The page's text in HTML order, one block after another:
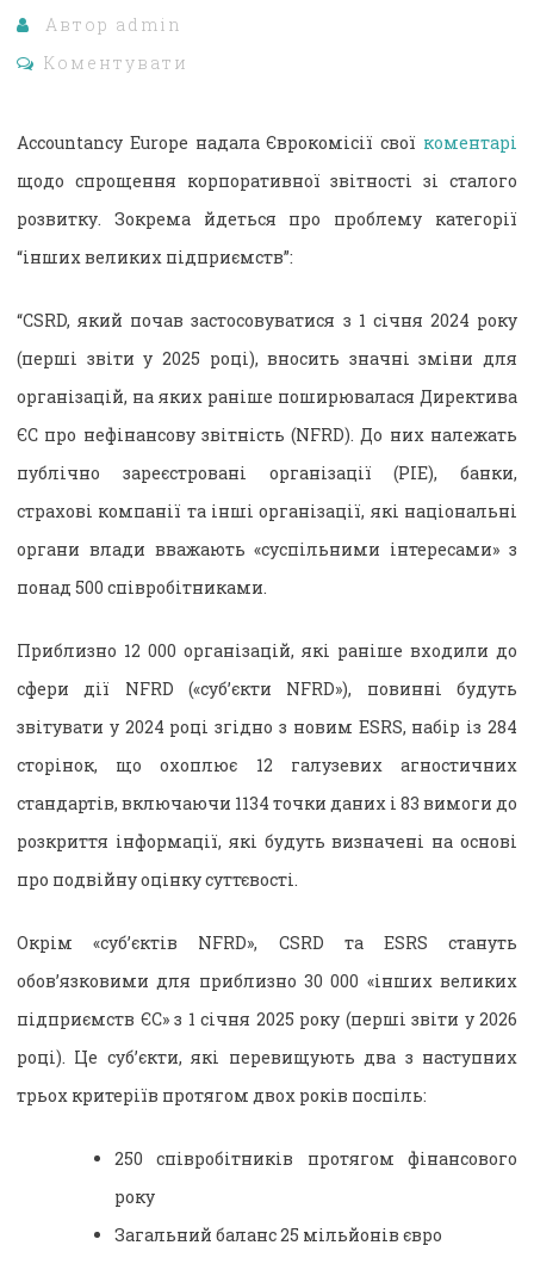
Автор admin
Коментувати
Accountancy Europe надала Єврокомісії свої коментарі
щодо спрощення корпоративної звітності зі сталого
розвитку. Зокрема йдеться про проблему категорії
“інших великих підприємств”:
“CSRD, який почав застосовуватися з 1 січня 2024 року
(перші звіти у 2025 році), вносить значні зміни для
організацій, на яких раніше поширювалася Директива
ЄС про нефінансову звітність (NFRD). До них належать
публічно зареєстровані організації (PIE), банки,
страхові компанії та інші організації, які національні
органи влади вважають «суспільними інтересами» з
понад 500 співробітниками.
Приблизно 12 000 організацій, які раніше входили до
сфери дії NFRD («суб’єкти NFRD»), повинні будуть
звітувати у 2024 році згідно з новим ESRS, набір із 284
сторінок, що охоплює 12 галузевих агностичних
стандартів, включаючи 1134 точки даних і 83 вимоги до
розкриття інформації, які будуть визначені на основі
про подвійну оцінку суттєвості.
Окрім «суб’єктів NFRD», CSRD та ESRS стануть
обов’язковими для приблизно 30 000 «інших великих
підприємств ЄС» з 1 січня 2025 року (перші звіти у 2026
році). Це суб’єкти, які перевищують два з наступних
трьох критеріїв протягом двох років поспіль:
250 співробітників протягом фінансового
року
Загальний баланс 25 мільйонів євро